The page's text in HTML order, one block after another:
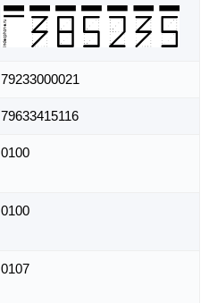
79233000021
79633415116
0100
0100
0107